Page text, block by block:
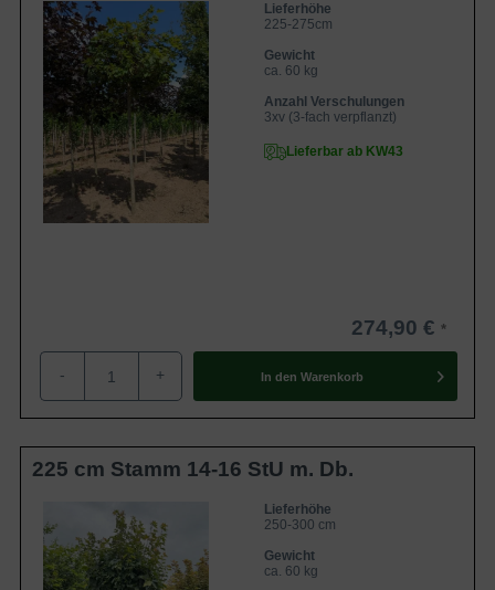
Lieferhöhe
225-275cm
Gewicht
ca. 60 kg
Anzahl Verschulungen
3xv (3-fach verpflanzt)
Lieferbar ab KW43
274,90 €
- + In den Warenkorb
225 cm Stamm 14-16 StU m. Db.
Lieferhöhe
250-300 cm
Gewicht
ca. 60 kg